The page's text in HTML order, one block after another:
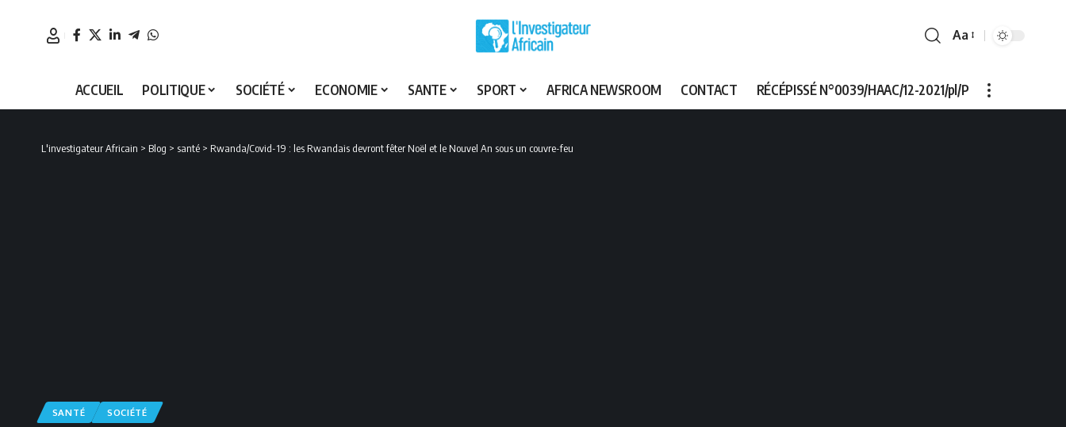
Font
Aa
ACCUEIL POLITIQUE SOCIÉTÉ ECONOMIE SANTE SPORT AFRICA NEWSROOM CONTACT RÉCÉPISSÉ N°0039/HAAC/12-2021/pl/P
L'investigateur Africain > Blog > santé > Rwanda/Covid-19 : les Rwandais devront fêter Noël et le Nouvel An sous un couvre-feu
SANTÉ SOCIÉTÉ